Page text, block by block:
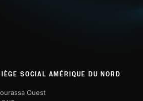
SOCIAL AMÉRIQUE DU NORD
Ouest